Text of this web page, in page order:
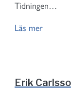
Tidningen…
Läs mer
Erik